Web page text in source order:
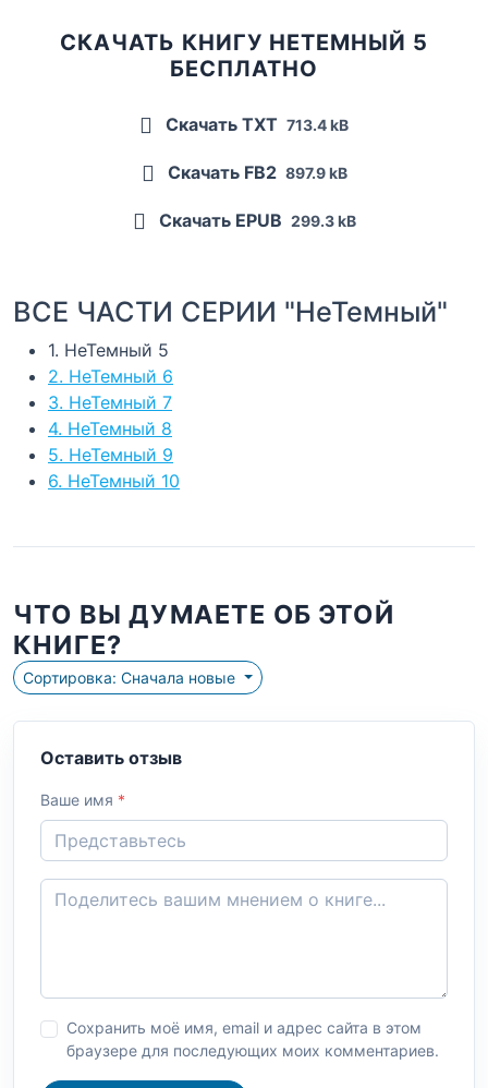
СКАЧАТЬ КНИГУ НЕТЕМНЫЙ 5
БЕСПЛАТНО
Скачать TXT 713.4 kB
Скачать FB2 897.9 kB
Скачать EPUB 299.3 kB
ВСЕ ЧАСТИ СЕРИИ "НеТемный"
1. НеТемный 5
2. НеТемный 6
3. НеТемный 7
4. НеТемный 8
5. НеТемный 9
6. НеТемный 10
ЧТО ВЫ ДУМАЕТЕ ОБ ЭТОЙ
КНИГЕ?
Сортировка: Сначала новые
Оставить отзыв
Ваше имя *
Сохранить моё имя, email и адрес сайта в этом
браузере для последующих моих комментариев.